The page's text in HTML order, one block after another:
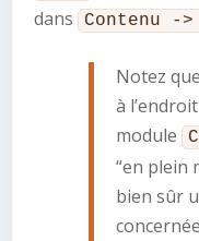
dans Contenu -
Notez
à
module
“en plein
bien sûr